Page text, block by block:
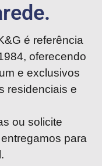
é referência
oferecendo
e exclusivos
residenciais e
ou solicite
para